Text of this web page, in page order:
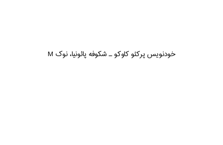
خودنویس پرکئو کاوکو ـ شکوفه پائونیا، نوک M